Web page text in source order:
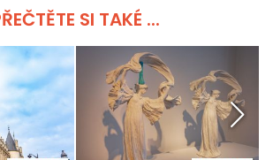
SI TAKÉ ...